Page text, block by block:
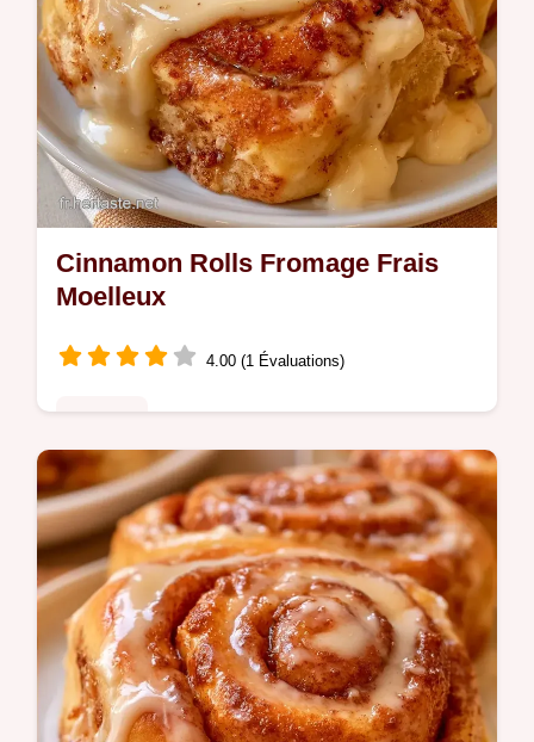
Cinnamon Rolls Fromage Frais
Moelleux
4.00 (1 Évaluations)
Ces Cinnamon rolls fromage frais offrent
une mie filante et gourmande. Retrouvez le
détail des ingrédients pour réussir votre
pâte. Prêts en 145 minutes.